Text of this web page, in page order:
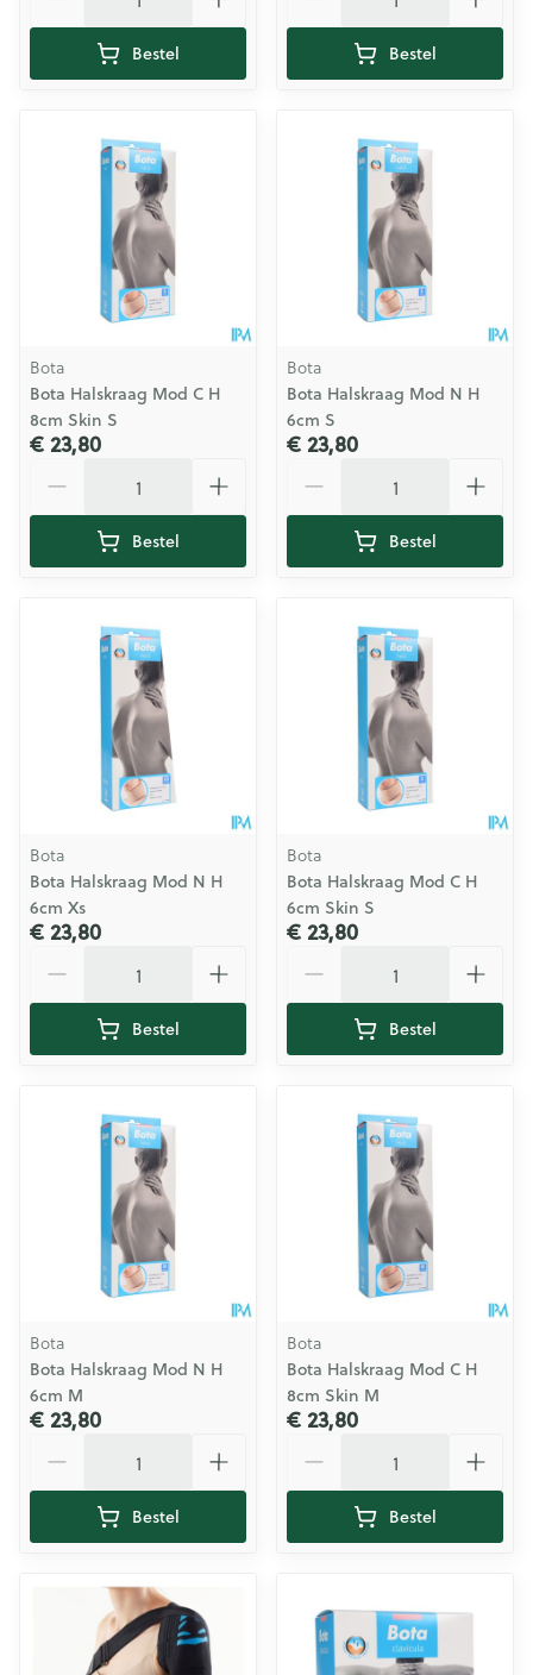
Bestel Bestel
Bota
Bota Halskraag Mod C H
8cm Skin S
€ 23,80
Bestel
Bota
Bota Halskraag Mod N H
6cm S
€ 23,80
Bestel
Bota
Bota Halskraag Mod N H
6cm Xs
€ 23,80
Bestel
Bota
Bota Halskraag Mod C H
6cm Skin S
€ 23,80
Bestel
Bota
Bota Halskraag Mod N H
6cm M
€ 23,80
Bestel
Bota
Bota Halskraag Mod C H
8cm Skin M
€ 23,80
Bestel